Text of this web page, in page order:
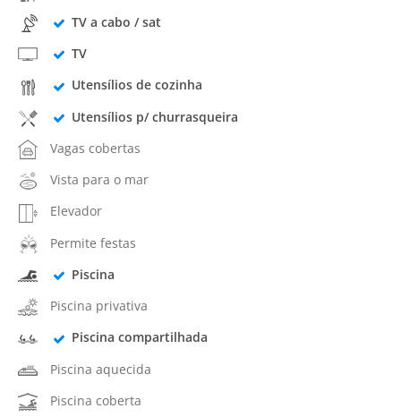
TV a cabo / sat
TV
Utensílios de cozinha
Utensílios p/ churrasqueira
Vagas cobertas
Vista para o mar
Elevador
Permite festas
Piscina
Piscina privativa
Piscina compartilhada
Piscina aquecida
Piscina coberta